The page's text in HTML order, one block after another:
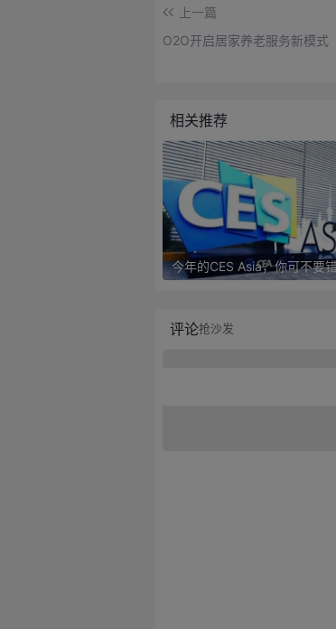
上一篇
O2O开启居家养老服务新模式
相关推荐
评论抢沙发